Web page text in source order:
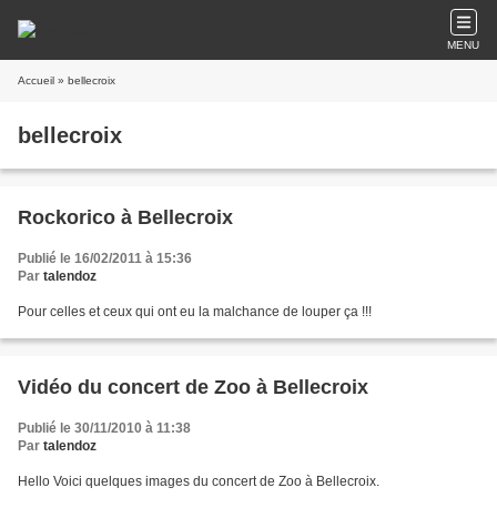
MENU
Accueil » bellecroix
bellecroix
Rockorico à Bellecroix
Publié le 16/02/2011 à 15:36
Par talendoz
Pour celles et ceux qui ont eu la malchance de louper ça !!!
Vidéo du concert de Zoo à Bellecroix
Publié le 30/11/2010 à 11:38
Par talendoz
Hello Voici quelques images du concert de Zoo à Bellecroix.